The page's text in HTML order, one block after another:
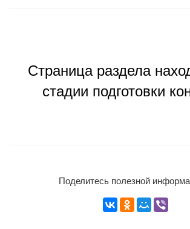
Страница раздела
стадии подготовки
Поделитесь полезной